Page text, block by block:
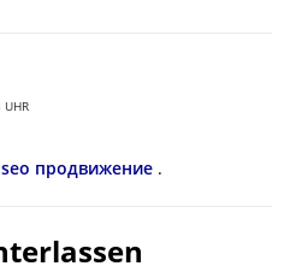
продвижение .